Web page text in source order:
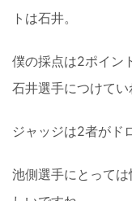
トは石井。
僕の採点は2ポイン
石井選手につけてい
ジャッジは2者がド
池側選手にとって